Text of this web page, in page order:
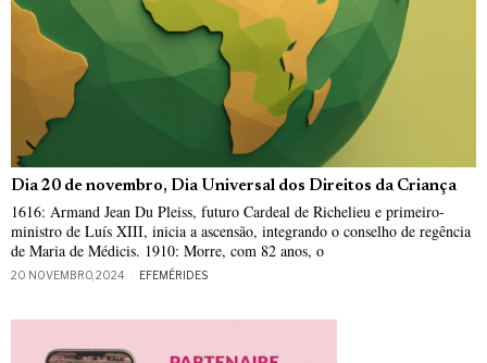
Dia 20 de novembro, Dia Universal dos Direitos da Criança
1616: Armand Jean Du Pleiss, futuro Cardeal de Richelieu e primeiro-
ministro de Luís XIII, inicia a ascensão, integrando o conselho de regência
de Maria de Médicis. 1910: Morre, com 82 anos, o
20 NOVEMBRO, 2024 EFEMÉRIDES